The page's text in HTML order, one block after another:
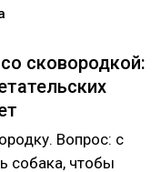
сковородкой:
Вопрос: с
собака, чтобы